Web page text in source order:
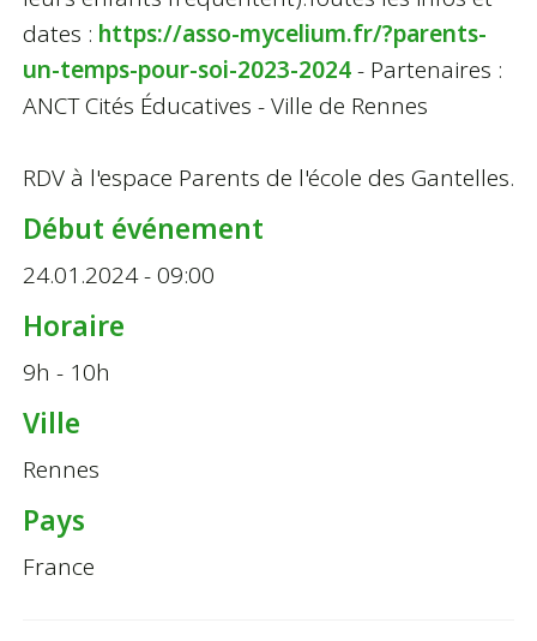
dates : https://asso-mycelium.fr/?parents-
un-temps-pour-soi-2023-2024- Partenaires :
ANCT Cités Éducatives - Ville de Rennes
RDV à l'espace Parents de l'école des Gantelles.
Début événement
24.01.2024 - 09:00
Horaire
9h - 10h
Ville
Rennes
Pays
France